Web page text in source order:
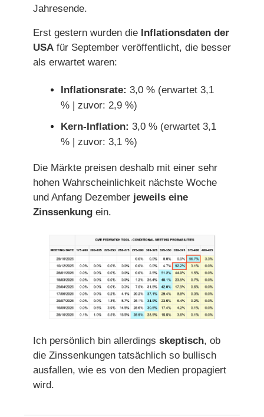
Jahresende.
Erst gestern wurden die Inflationsdaten der
USA für September veröffentlicht, die besser
als erwartet waren:
Inflationsrate: 3,0 % (erwartet 3,1
% | zuvor: 2,9 %)
Kern-Inflation: 3,0 % (erwartet 3,1
% | zuvor: 3,1 %)
Die Märkte preisen deshalb mit einer sehr
hohen Wahrscheinlichkeit nächste Woche
und Anfang Dezember jeweils eine
Zinssenkung ein.
Ich persönlich bin allerdings skeptisch, ob
die Zinssenkungen tatsächlich so bullisch
ausfallen, wie es von den Medien propagiert
wird.